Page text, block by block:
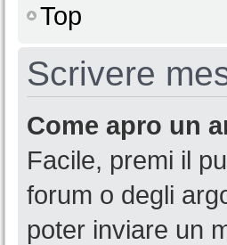
Top
Scrivere
Come apro un
Facile, premi il
forum o degli
poter inviare un